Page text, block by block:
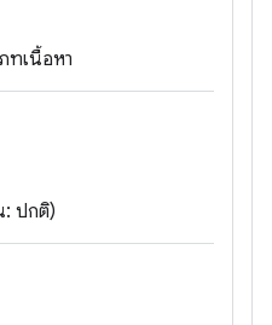
ทเนื้อหา
: ปกติ)